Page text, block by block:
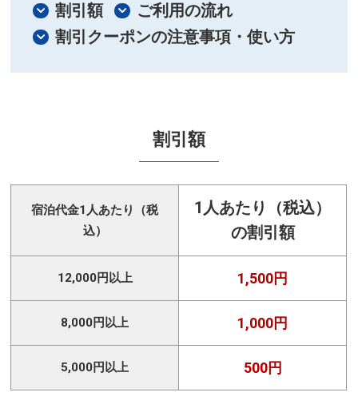
割引額
ご利用の流れ
割引クーポンの注意事項・使い方
割引額
宿泊代金1人あたり（税
込）
1人あたり（税込）
の割引額
12,000円以上 1,500円
8,000円以上 1,000円
5,000円以上 500円